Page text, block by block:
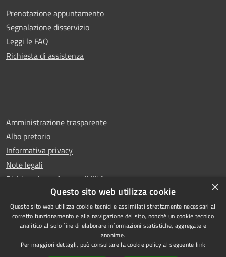
Prenotazione appuntamento
Segnalazione disservizio
Leggi le FAQ
Richiesta di assistenza
Amministrazione trasparente
Albo pretorio
Informativa privacy
Note legali
Dichiarazione di accessibilità
RSS
Accessibilità
Copyright © 2026 • Comune di
Rescaldina • Powered by
×
Questo sito web utilizza cookie
Questo sito web utilizza cookie tecnici e assimilati strettamente necessari al
corretto funzionamento e alla navigazione del sito, nonché un cookie tecnico
analitico al solo fine di elaborare informazioni statistiche, aggregate e
anonime.
Per maggiori dettagli, può consultare la cookie policy al seguente link